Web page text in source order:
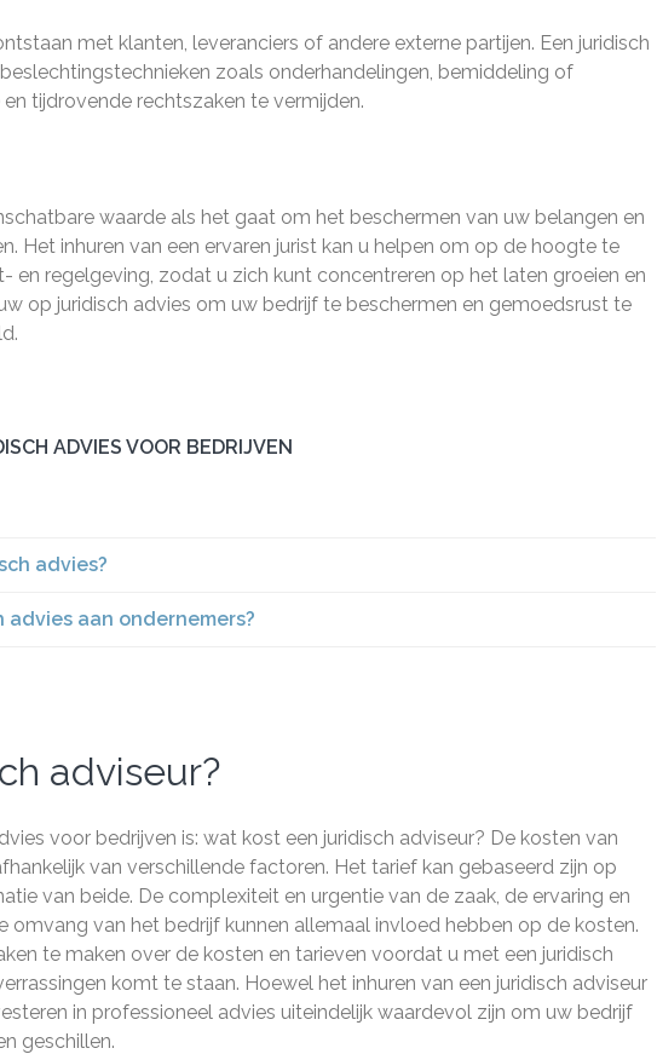
​​met klanten, leveranciers of andere externe partijen. Een juridisch
zoals onderhandelingen, bemiddeling of
tijdrovende rechtszaken te vermijden.
waarde als het gaat om het beschermen van uw belangen en
Het inhuren van een ervaren jurist kan u helpen om op de hoogte te
en regelgeving, zodat u zich kunt concentreren op het laten groeien en
op juridisch advies om uw bedrijf te beschermen en gemoedsrust te
ADVIES VOOR BEDRIJVEN
advies?
aan ondernemers?
adviseur?
voor bedrijven is: wat kost een juridisch adviseur? De kosten van
van verschillende factoren. Het tarief kan gebaseerd zijn op
van beide. De complexiteit en urgentie van de zaak, de ervaring en
omvang van het bedrijf kunnen allemaal invloed hebben op de kosten.
te maken over de kosten en tarieven voordat u met een juridisch
komt te staan. Hoewel het inhuren van een juridisch adviseur
in professioneel advies uiteindelijk waardevol zijn om uw bedrijf
geschillen.